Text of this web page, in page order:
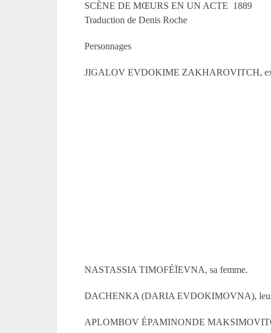
SCÈNE DE MŒURS EN UN ACTE 1889
Traduction de Denis Roche
Personnages
JIGALOV EVDOKIME ZAKHAROVITCH,
NASTASSIA TIMOFÉÏEVNA, sa femme.
DACHENKA (DARIA EVDOKIMOVNA),
APLOMBOV ÉPAMINONDE